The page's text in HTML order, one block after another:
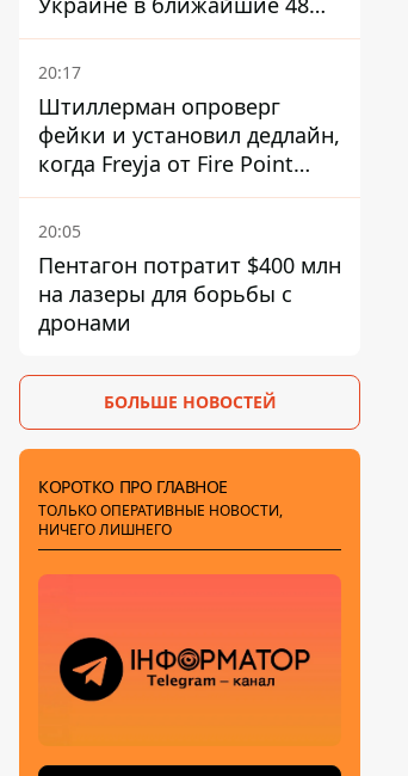
часов – разведка США
20:17
Штиллерман опроверг
фейки и установил дедлайн,
когда Freyja от Fire Point
полноценно заработает
против баллистики
20:05
Пентагон потратит $400 млн
на лазеры для борьбы с
дронами
БОЛЬШЕ НОВОСТЕЙ
КОРОТКО ПРО ГЛАВНОЕ
ТОЛЬКО ОПЕРАТИВНЫЕ НОВОСТИ,
НИЧЕГО ЛИШНЕГО